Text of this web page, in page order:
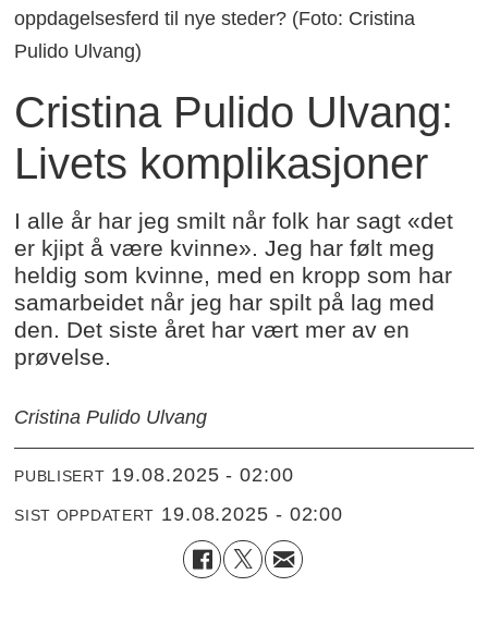
oppdagelsesferd til nye steder? (Foto: Cristina
Pulido Ulvang)
Cristina Pulido Ulvang:
Livets komplikasjoner
I alle år har jeg smilt når folk har sagt «det
er kjipt å være kvinne». Jeg har følt meg
heldig som kvinne, med en kropp som har
samarbeidet når jeg har spilt på lag med
den. Det siste året har vært mer av en
prøvelse.
Cristina Pulido Ulvang
PUBLISERT 19.08.2025 - 02:00
SIST OPPDATERT 19.08.2025 - 02:00